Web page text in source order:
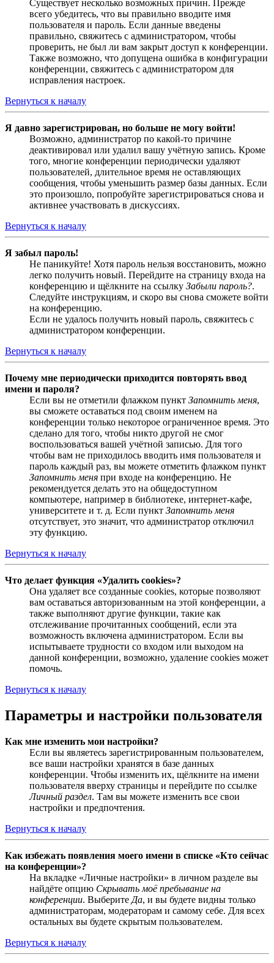
Существует несколько возможных причин. Прежде
всего убедитесь, что вы правильно вводите имя
пользователя и пароль. Если данные введены
правильно, свяжитесь с администратором, чтобы
проверить, не был ли вам закрыт доступ к конференции.
Также возможно, что допущена ошибка в конфигурации
конференции, свяжитесь с администратором для
исправления настроек.
Вернуться к началу
Я давно зарегистрирован, но больше не могу войти!
Возможно, администратор по какой-то причине
деактивировал или удалил вашу учётную запись. Кроме
того, многие конференции периодически удаляют
пользователей, длительное время не оставляющих
сообщения, чтобы уменьшить размер базы данных. Если
это произошло, попробуйте зарегистрироваться снова и
активнее участвовать в дискуссиях.
Вернуться к началу
Я забыл пароль!
Не паникуйте! Хотя пароль нельзя восстановить, можно
легко получить новый. Перейдите на страницу входа на
конференцию и щёлкните на ссылку Забыли пароль?.
Следуйте инструкциям, и скоро вы снова сможете войти
на конференцию.
Если не удалось получить новый пароль, свяжитесь с
администратором конференции.
Вернуться к началу
Почему мне периодически приходится повторять ввод
имени и пароля?
Если вы не отметили флажком пункт Запомнить меня,
вы сможете оставаться под своим именем на
конференции только некоторое ограниченное время. Это
сделано для того, чтобы никто другой не смог
воспользоваться вашей учётной записью. Для того
чтобы вам не приходилось вводить имя пользователя и
пароль каждый раз, вы можете отметить флажком пункт
Запомнить меня при входе на конференцию. Не
рекомендуется делать это на общедоступном
компьютере, например в библиотеке, интернет-кафе,
университете и т. д. Если пункт Запомнить меня
отсутствует, это значит, что администратор отключил
эту функцию.
Вернуться к началу
Что делает функция «Удалить cookies»?
Она удаляет все созданные cookies, которые позволяют
вам оставаться авторизованным на этой конференции, а
также выполняют другие функции, такие как
отслеживание прочитанных сообщений, если эта
возможность включена администратором. Если вы
испытываете трудности со входом или выходом на
данной конференции, возможно, удаление cookies может
помочь.
Вернуться к началу
Параметры и настройки пользователя
Как мне изменить мои настройки?
Если вы являетесь зарегистрированным пользователем,
все ваши настройки хранятся в базе данных
конференции. Чтобы изменить их, щёлкните на имени
пользователя вверху страницы и перейдите по ссылке
Личный раздел. Там вы можете изменить все свои
настройки и предпочтения.
Вернуться к началу
Как избежать появления моего имени в списке «Кто сейчас
на конференции»?
На вкладке «Личные настройки» в личном разделе вы
найдёте опцию Скрывать моё пребывание на
конференции. Выберите Да, и вы будете видны только
администраторам, модераторам и самому себе. Для всех
остальных вы будете скрытым пользователем.
Вернуться к началу